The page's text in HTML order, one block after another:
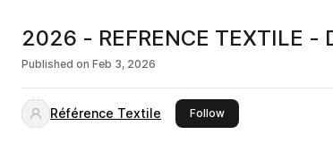
2026 - REFRENCE TEXTILE -
Published on Feb 3, 2026
Référence Textile Followthis publisher